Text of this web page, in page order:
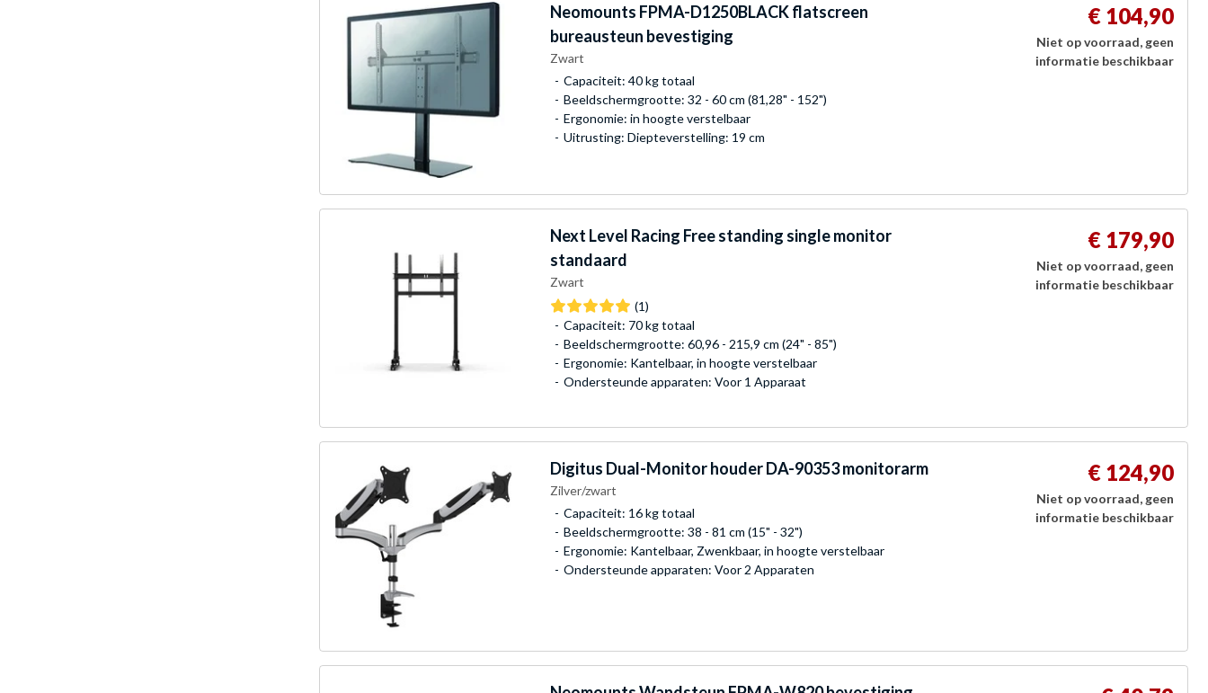
Neomounts FPMA-D1250BLACK flatscreen
bureausteun bevestiging
Zwart
Capaciteit: 40 kg totaal
Beeldschermgrootte: 32 - 60 cm (81,28" - 152")
Ergonomie: in hoogte verstelbaar
Uitrusting: Diepteverstelling: 19 cm
€ 104,90
Niet op voorraad, geen
informatie beschikbaar
Next Level Racing Free standing single monitor
standaard
Zwart
(1)
Capaciteit: 70 kg totaal
Beeldschermgrootte: 60,96 - 215,9 cm (24" - 85")
Ergonomie: Kantelbaar, in hoogte verstelbaar
Ondersteunde apparaten: Voor 1 Apparaat
€ 179,90
Niet op voorraad, geen
informatie beschikbaar
Digitus Dual-Monitor houder DA-90353 monitorarm
Zilver/zwart
Capaciteit: 16 kg totaal
Beeldschermgrootte: 38 - 81 cm (15" - 32")
Ergonomie: Kantelbaar, Zwenkbaar, in hoogte verstelbaar
Ondersteunde apparaten: Voor 2 Apparaten
€ 124,90
Niet op voorraad, geen
informatie beschikbaar